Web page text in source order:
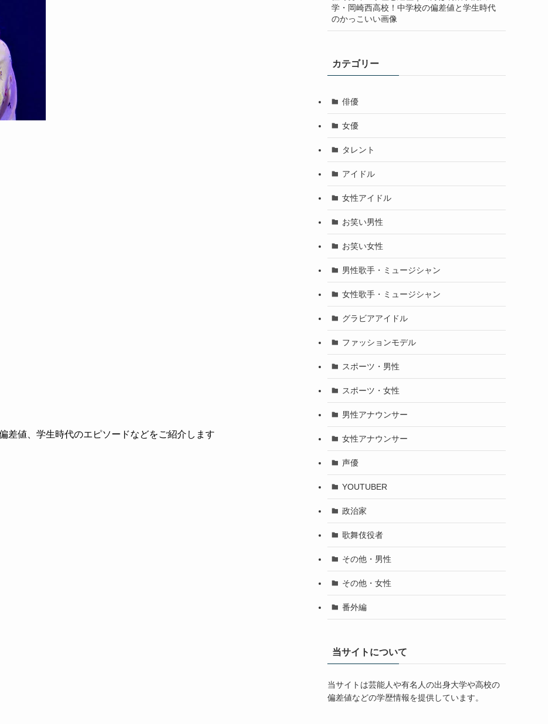
差値、学生時代のエピソードなどをご紹介します
学・岡崎西高校！中学校の偏差値と学生時代
のかっこいい画像
カテゴリー
俳優
女優
タレント
アイドル
女性アイドル
お笑い男性
お笑い女性
男性歌手・ミュージシャン
女性歌手・ミュージシャン
グラビアアイドル
ファッションモデル
スポーツ・男性
スポーツ・女性
男性アナウンサー
女性アナウンサー
声優
YOUTUBER
政治家
歌舞伎役者
その他・男性
その他・女性
番外編
当サイトについて
当サイトは芸能人や有名人の出身大学や高校の
偏差値などの学歴情報を提供しています。